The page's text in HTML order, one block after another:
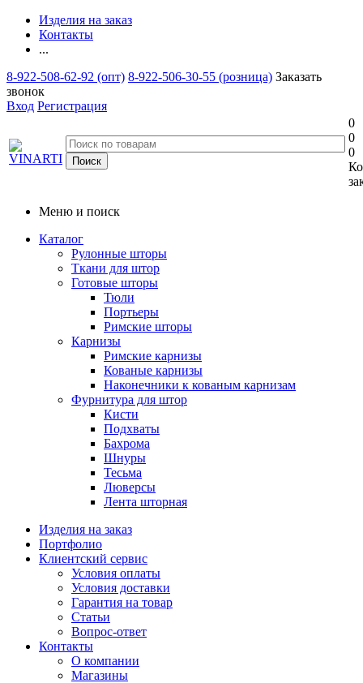
Изделия на заказ
Контакты
...
8-922-508-62-92 (опт) 8-922-506-30-55 (розница) Заказать
звонок
Вход Регистрация
0
0
0
Меню и поиск
Каталог
Рулонные шторы
Ткани для штор
Готовые шторы
Тюли
Портьеры
Римские шторы
Карнизы
Римские карнизы
Кованые карнизы
Наконечники к кованым карнизам
Фурнитура для штор
Кисти
Подхваты
Бахрома
Шнуры
Тесьма
Люверсы
Лента шторная
Изделия на заказ
Портфолио
Клиентский сервис
Условия оплаты
Условия доставки
Гарантия на товар
Статьи
Вопрос-ответ
Контакты
О компании
Магазины